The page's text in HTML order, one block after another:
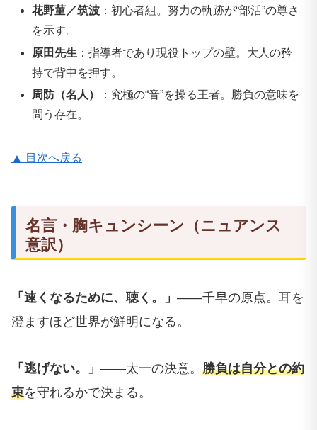
花野菫／筑波 ：初心者組。努力の軌跡が“部活”の尊さ
を示す。
原田先生 ：指導者であり現役トップの壁。大人の矜
持で背中を押す。
周防（名人）
：究極の“音”を操る王者。勝負の意味を
問う存在。
▲ 目次へ戻る
名言・胸キュンシーン（ニュアンス
意訳）
「速くなるために、聴く。」 ――千早の原点。耳を
澄ますほど世界が鮮明になる。
「逃げない。」 ――太一の決意。 勝負は自分との約
束を守れるかで決まる。